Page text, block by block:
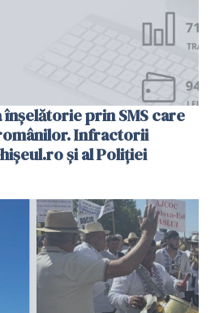
înșelătorie prin SMS care
Infractorii
și al Poliției